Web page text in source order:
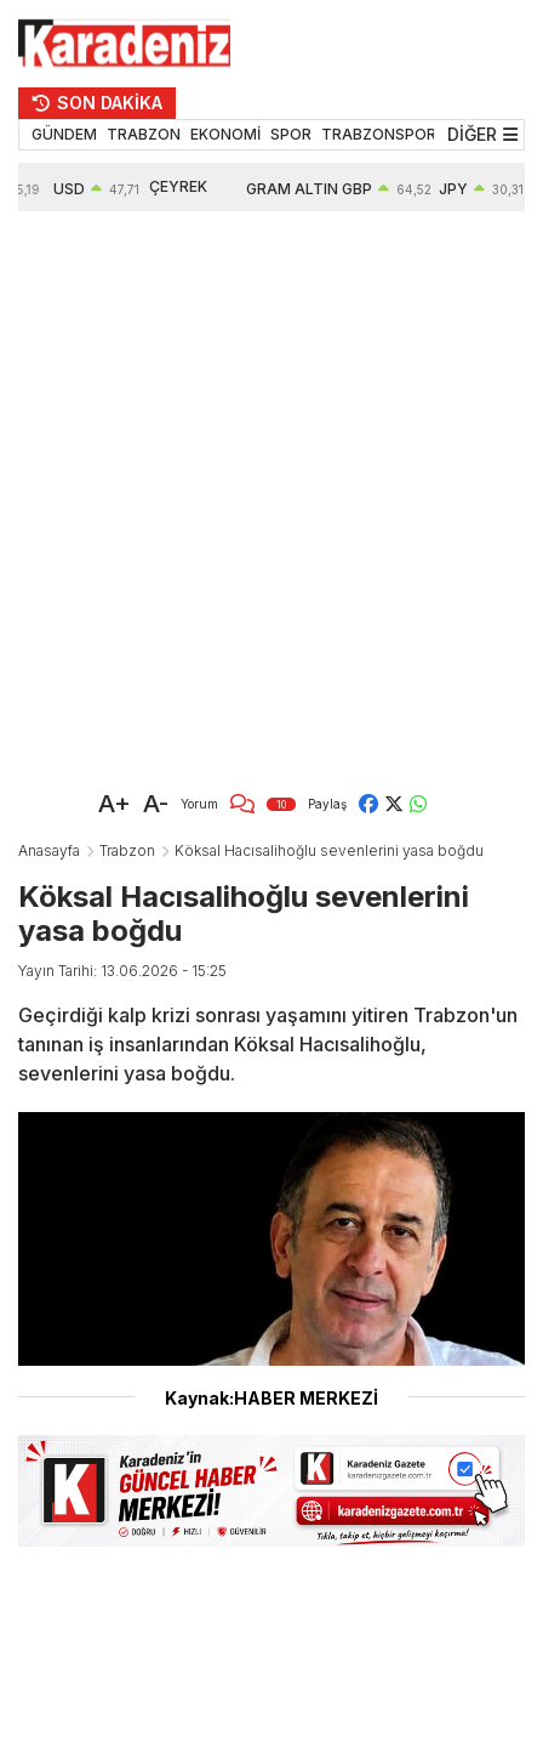
SON DAKİKA
GÜNDEM TRABZON EKONOMİ SPOR TRABZONSPOR TEKNOLOJİ
DİĞER
55,19 USD 47,71 ÇEYREK GRAM ALTIN GBP 64,52 JPY 30,31
A+ A- Yorum 10 Paylaş
Anasayfa Trabzon Köksal Hacısalihoğlu sevenlerini yasa boğdu
Köksal Hacısalihoğlu sevenlerini
yasa boğdu
Yayın Tarihi: 13.06.2026 - 15:25
Geçirdiği kalp krizi sonrası yaşamını yitiren Trabzon'un
tanınan iş insanlarından Köksal Hacısalihoğlu,
sevenlerini yasa boğdu.
Kaynak:HABER MERKEZİ